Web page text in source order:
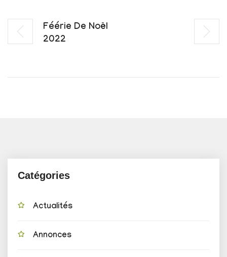
Féérie De Noël
2022
Catégories
Actualités
Annonces